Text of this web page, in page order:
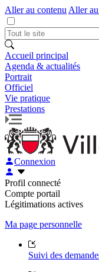
Aller au contenu Aller
Accueil principal
Agenda & actualités
Portrait
Officiel
Vie pratique
Prestations
Connexion
Profil connecté
Compte portail
Légitimations actives
Ma page personnelle
Suivi des